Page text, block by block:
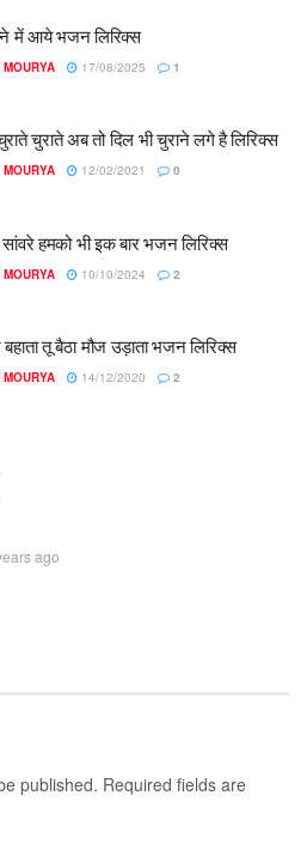
में आये भजन लिरिक्स
17/08/2025 1
चुराते अब तो दिल भी चुराने लगे है लिरिक्स
12/02/2021 0
हमको भी इक बार भजन लिरिक्स
10/10/2024 2
तू बैठा मौज उड़ाता भजन लिरिक्स
14/12/2020 2
ago
published. Required fields are